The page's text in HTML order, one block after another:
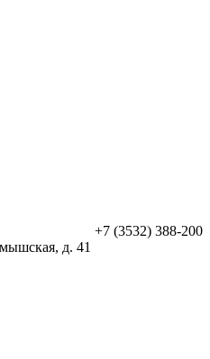
+7 (3532) 388-200
д. 41